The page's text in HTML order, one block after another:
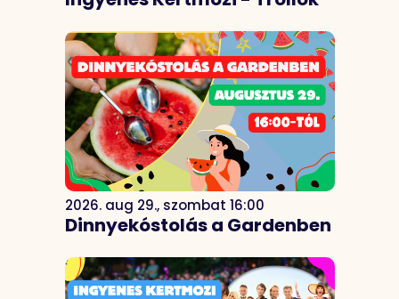
2026. aug 29., szombat 16:00
Dinnyekóstolás a Gardenben